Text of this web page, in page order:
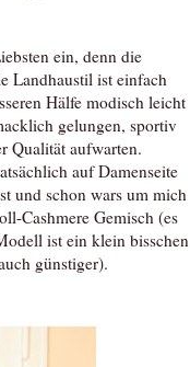
ein, denn die
Landhaustil ist einfach
Hälfe modisch leicht
gelungen, sportiv
Qualität aufwarten.
auf Damenseite
und schon wars um mich
Cashmere Gemisch (es
ist ein klein bisschen
günstiger).